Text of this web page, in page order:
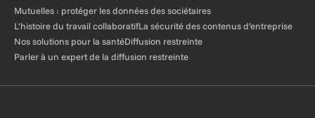
Mutuelles : protéger les données des sociétaires
L'histoire du travail collaboratifLa sécurité des contenus d’entreprise
Nos solutions pour la santéDiffusion restreinte
Parler à un expert de la diffusion restreinte